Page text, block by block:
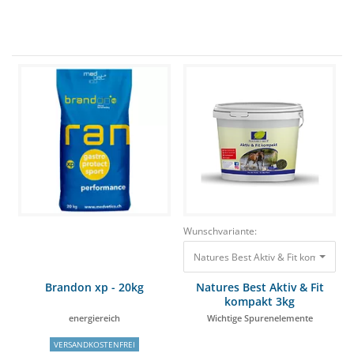
Brandon xp - 20kg
energiereich
VERSANDKOSTENFREI
Wunschvariante:
Natures Best Aktiv & Fit
kompakt 3kg
Wichtige Spurenelemente